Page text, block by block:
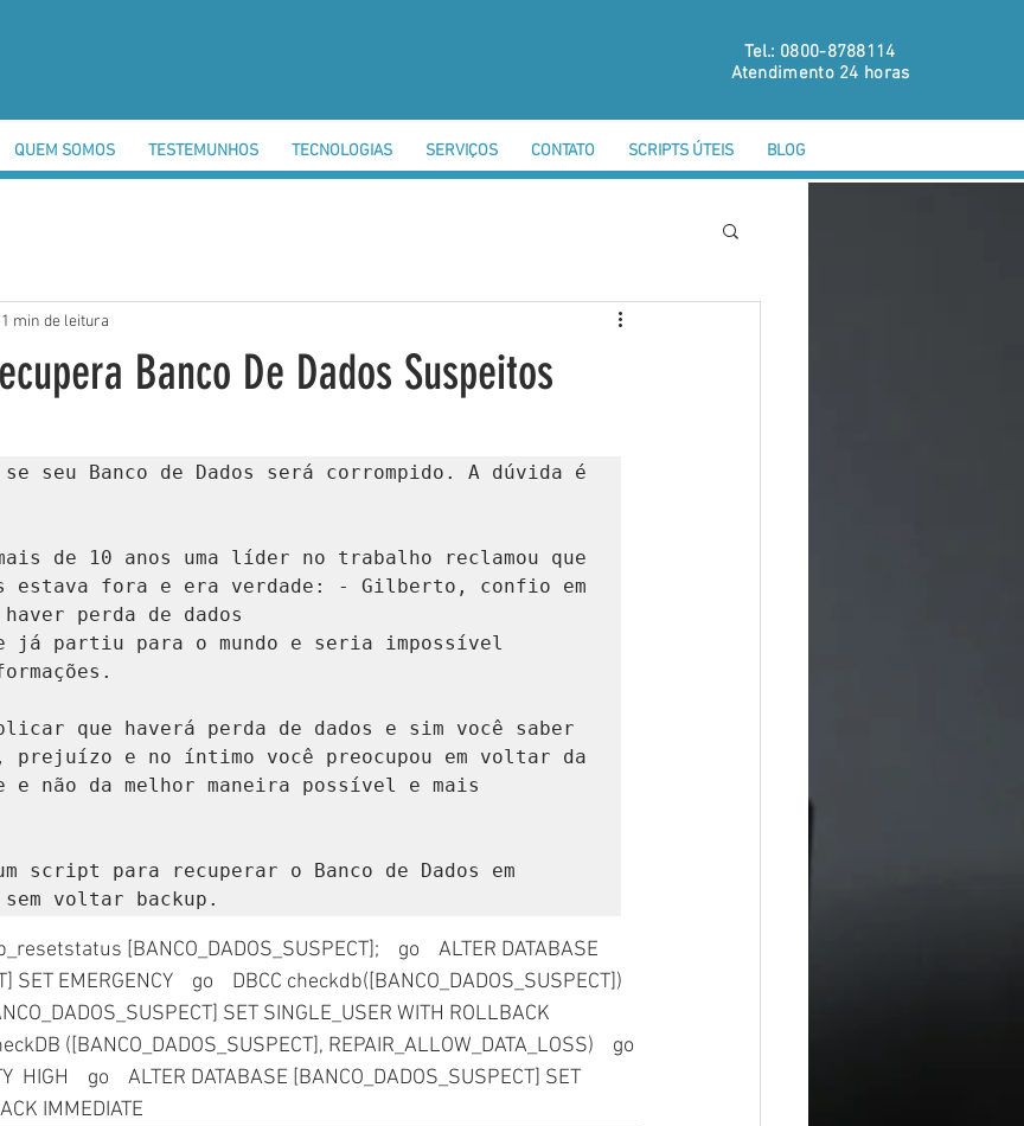
Tel.: 0800-8788114
Atendimento 24 horas
QUEM SOMOS TESTEMUNHOS TECNOLOGIAS SERVIÇOS CONTATO SCRIPTS ÚTEIS BLOG
Banco De Dados Suspeitos
1 min de leitura
seu Banco de Dados será corrompido. A dúvida é
de 10 anos uma líder no trabalho reclamou que
estava fora e era verdade: - Gilberto, confio em
perda de dados
já partiu para o mundo e seria impossível
que haverá perda de dados e sim você saber
prejuízo e no íntimo você preocupou em voltar da
e não da melhor maneira possível e mais
script para recuperar o Banco de Dados em
sem voltar backup.
SET EMERGENCY    go    DBCC checkdb([BANCO_DADOS_SUSPECT])
SET SINGLE_USER WITH ROLLBACK
([BANCO_DADOS_SUSPECT], REPAIR_ALLOW_DATA_LOSS)    go
HIGH    go    ALTER DATABASE [BANCO_DADOS_SUSPECT] SET
IMMEDIATE